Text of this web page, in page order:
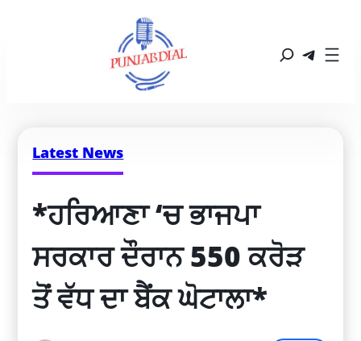
Latest News
*ਹਰਿਆਣਾ ‘ਚ ਭਾਜਪਾ
ਸਰਕਾਰ ਦੌਰਾਨ 550 ਕਰੋੜ
ਤੋਂ ਵੱਧ ਦਾ ਬੈਂਕ ਘੋਟਾਲਾ*